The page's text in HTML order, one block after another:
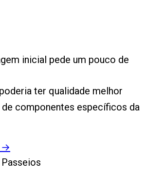
inicial pede um pouco de
ter qualidade melhor
componentes específicos da
→